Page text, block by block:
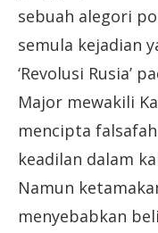
sebuah alegori
semula kejadian
‘Revolusi Rusia’
Major mewakili
mencipta
keadilan dalam
Namun
menyebabkan